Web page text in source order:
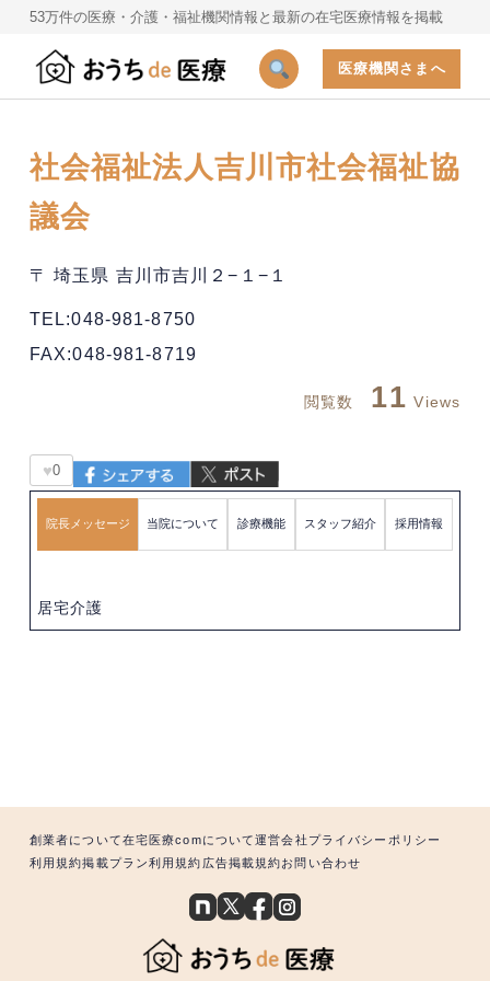
53万件の医療・介護・福祉機関情報と最新の在宅医療情報を掲載
医療機関さまへ
社会福祉法人吉川市社会福祉協
議会
〒 埼玉県 吉川市吉川２−１−１
TEL:048-981-8750
FAX:048-981-8719
閲覧数 11 Views
♥0
院長メッセージ 当院について 診療機能 スタッフ紹介 採用情報
居宅介護
創業者について在宅医療comについて運営会社 プライバシーポリシー
利用規約掲載プラン利用規約 広告掲載規約お問い合わせ